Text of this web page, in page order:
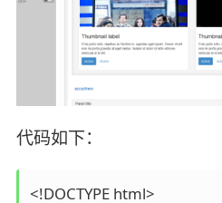
代码如下：
<!DOCTYPE html>